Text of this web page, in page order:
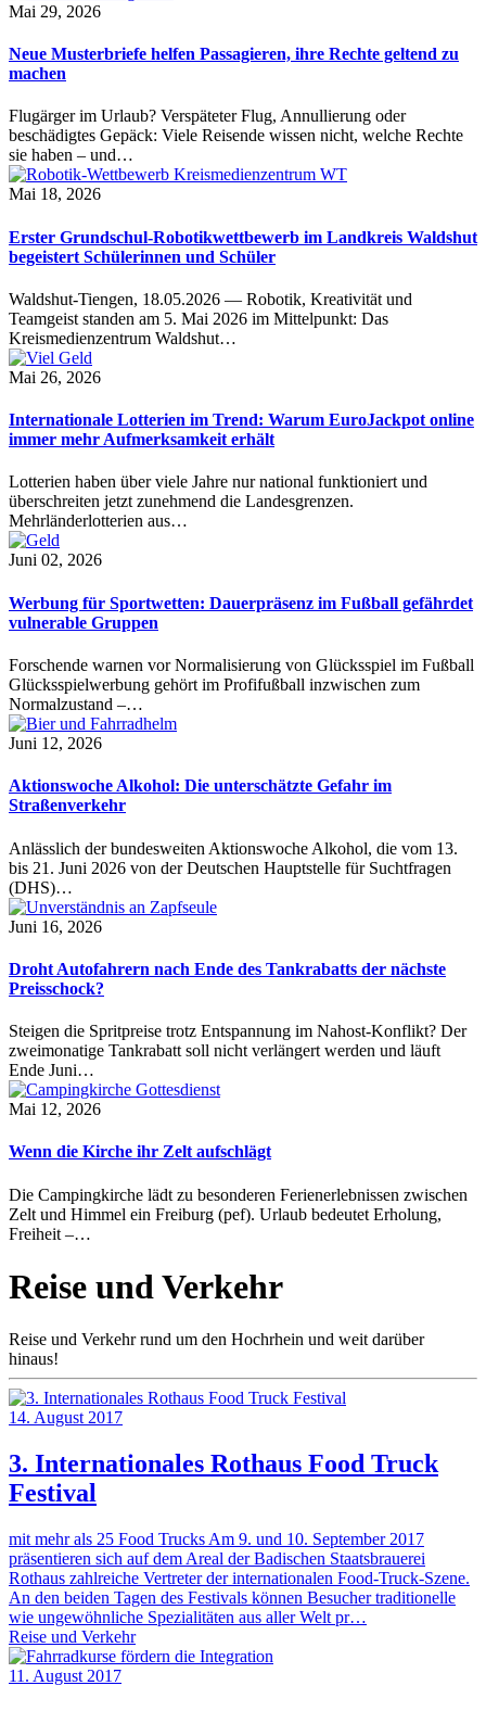
Mai 29, 2026
Neue Musterbriefe helfen Passagieren, ihre Rechte geltend zu
machen
Flugärger im Urlaub? Verspäteter Flug, Annullierung oder
beschädigtes Gepäck: Viele Reisende wissen nicht, welche Rechte
sie haben – und…
Mai 18, 2026
Erster Grundschul-Robotikwettbewerb im Landkreis Waldshut
begeistert Schülerinnen und Schüler
Waldshut-Tiengen, 18.05.2026 — Robotik, Kreativität und
Teamgeist standen am 5. Mai 2026 im Mittelpunkt: Das
Kreismedienzentrum Waldshut…
Mai 26, 2026
Internationale Lotterien im Trend: Warum EuroJackpot online
immer mehr Aufmerksamkeit erhält
Lotterien haben über viele Jahre nur national funktioniert und
überschreiten jetzt zunehmend die Landesgrenzen.
Mehrländerlotterien aus…
Juni 02, 2026
Werbung für Sportwetten: Dauerpräsenz im Fußball gefährdet
vulnerable Gruppen
Forschende warnen vor Normalisierung von Glücksspiel im Fußball
Glücksspielwerbung gehört im Profifußball inzwischen zum
Normalzustand –…
Juni 12, 2026
Aktionswoche Alkohol: Die unterschätzte Gefahr im
Straßenverkehr
Anlässlich der bundesweiten Aktionswoche Alkohol, die vom 13.
bis 21. Juni 2026 von der Deutschen Hauptstelle für Suchtfragen
(DHS)…
Juni 16, 2026
Droht Autofahrern nach Ende des Tankrabatts der nächste
Preisschock?
Steigen die Spritpreise trotz Entspannung im Nahost-Konflikt? Der
zweimonatige Tankrabatt soll nicht verlängert werden und läuft
Ende Juni…
Mai 12, 2026
Wenn die Kirche ihr Zelt aufschlägt
Die Campingkirche lädt zu besonderen Ferienerlebnissen zwischen
Zelt und Himmel ein Freiburg (pef). Urlaub bedeutet Erholung,
Freiheit –…
Reise und Verkehr
Reise und Verkehr rund um den Hochrhein und weit darüber
hinaus!
14. August 2017
3. Internationales Rothaus Food Truck
Festival
mit mehr als 25 Food Trucks Am 9. und 10. September 2017
präsentieren sich auf dem Areal der Badischen Staatsbrauerei
Rothaus zahlreiche Vertreter der internationalen Food-Truck-Szene.
An den beiden Tagen des Festivals können Besucher traditionelle
wie ungewöhnliche Spezialitäten aus aller Welt pr…
Reise und Verkehr
11. August 2017